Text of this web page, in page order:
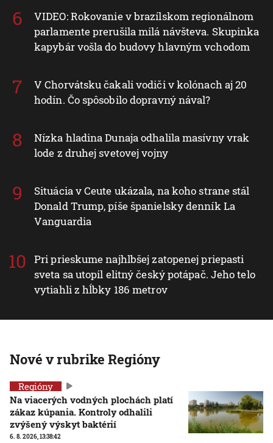
VIDEO: Rokovanie v brazílskom regionálnom
parlamente prerušila milá návšteva. Skupinka
kapybár vošla do budovy hlavným vchodom
V Chorvátsku čakali vodiči v kolónach aj 20
hodín. Čo spôsobilo dopravný nával?
Nízka hladina Dunaja odhalila masívny vrak
lode z druhej svetovej vojny
Situácia v Ceute ukázala, na koho strane stál
Donald Trump, píše španielsky denník La
Vanguardia
Pri prieskume najhlbšej zatopenej priepasti
sveta sa utopil elitný český potápač. Jeho telo
vytiahli z hĺbky 186 metrov
Nové v rubrike Regióny
Regióny
Na viacerých vodných plochách platí
zákaz kúpania. Kontroly odhalili
zvýšený výskyt baktérií
6. 8. 2026, 13:38:42